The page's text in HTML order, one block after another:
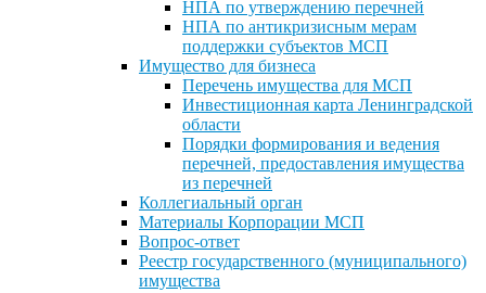
НПА по утверждению перечней
НПА по антикризисным мерам
поддержки субъектов МСП
Имущество для бизнеса
Перечень имущества для МСП
Инвестиционная карта Ленинградской
области
Порядки формирования и ведения
перечней, предоставления имущества
из перечней
Коллегиальный орган
Материалы Корпорации МСП
Вопрос-ответ
Реестр государственного (муниципального)
имущества